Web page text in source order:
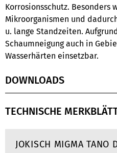
Korrosionsschutz. Besonders
Mikroorganismen und
u. lange Standzeiten.
Schaumneigung auch in
Wasserhärten einsetzbar.
DOWNLOADS
TECHNISCHE
JOKISCH MIGMA TANO